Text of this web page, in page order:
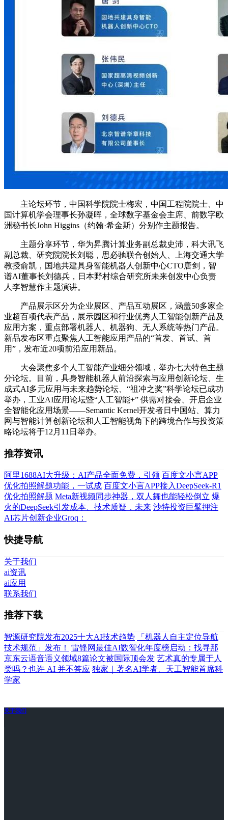
主论坛环节，中国科学院院士梅宏，中国工程院院士、中
国计算机学会理事长孙凝晖，全球数字基金会主席、前数字欧
洲秘书长John Higgins（约翰·希金斯）分别作主题报告。
主题分享环节，华为昇腾计算业务副总裁史沛，科大讯飞
副总裁、研究院院长刘聪，思必驰联合创始人、上海交通大学
教授俞凯，国地共建具身智能机器人创新中心CTO唐剑，智
谱AI董事长刘德兵，日本野村综合研究所未来创发中心负责
人李智慧作主题演讲。
产品展示区分为企业展区、产品互动展区，涵盖50多家企
业超百项代表产品，展示园区和行业优秀人工智能创新产品及
应用方案，重点部署机器人、机器狗、无人系统等热门产品。
新品发布区重点聚焦人工智能应用产品的“首发、首试、首
用”，发布近20项前沿应用新品。
大会聚焦多个人工智能产业细分领域，举办七大特色主题
分论坛。目前，具身智能机器人前沿探索与应用创新论坛、生
成式AI多元应用与未来趋势论坛、“祖冲之奖”科学论坛已成功
举办，工业AI应用论坛暨“人工智能+” 供需对接会、开启企业
全智能化应用场景——Semantic Kernel开发者日中国站、算力
网与智能计算创新论坛和人工智能视角下的跨境合作与投资策
略论坛将于12月11日举办。
推荐资讯
阿里1688AI大升级：AI产品全面免费，引领 百度文小言APP
优化拍照解题功能，一试成 百度文小言APP接入DeepSeek-R1
优化拍照解题 Meta新视频同步神器，双人舞也能轻松倒立 爆
火的DeepSeek引发成本、技术质疑，未来 沙特投资巨擘押注
AI芯片创新企业Groq：
快捷导航
关于我们
ai资讯
ai应用
联系我们
推荐下载
智源研究院发布2025十大AI技术趋势
「机器人自主定位导航
技术规范」发布！
雷锋网最佳AI数智化年度榜启动：找寻那
京东云语音语义领域8篇论文被国际顶会发 艺术真的专属于人
类吗？也许 AI 并不答应 独家｜著名AI学者、天工智能首席科
学家
关于我们